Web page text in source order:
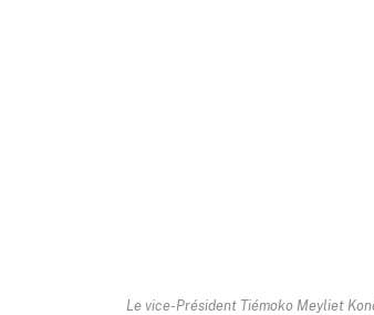
Le vice-Président Tiémoko Meyliet